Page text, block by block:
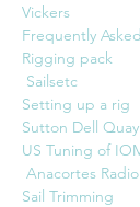
Vickers
Frequently Asked
Sailsetc
Setting up a rig
Sutton Dell Quay
US
Anacortes
Sail Trimming